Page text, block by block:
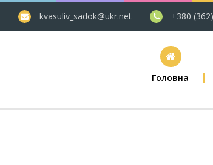
kvasuliv_sadok@ukr.net +380
Головна